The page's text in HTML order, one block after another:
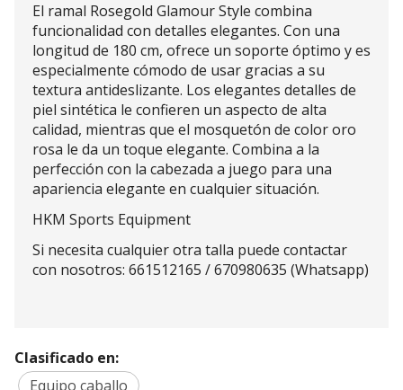
El ramal Rosegold Glamour Style combina
funcionalidad con detalles elegantes. Con una
longitud de 180 cm, ofrece un soporte óptimo y es
especialmente cómodo de usar gracias a su
textura antideslizante. Los elegantes detalles de
piel sintética le confieren un aspecto de alta
calidad, mientras que el mosquetón de color oro
rosa le da un toque elegante. Combina a la
perfección con la cabezada a juego para una
apariencia elegante en cualquier situación.
HKM Sports Equipment
Si necesita cualquier otra talla puede contactar
con nosotros: 661512165 / 670980635 (Whatsapp)
Clasificado en:
Equipo caballo